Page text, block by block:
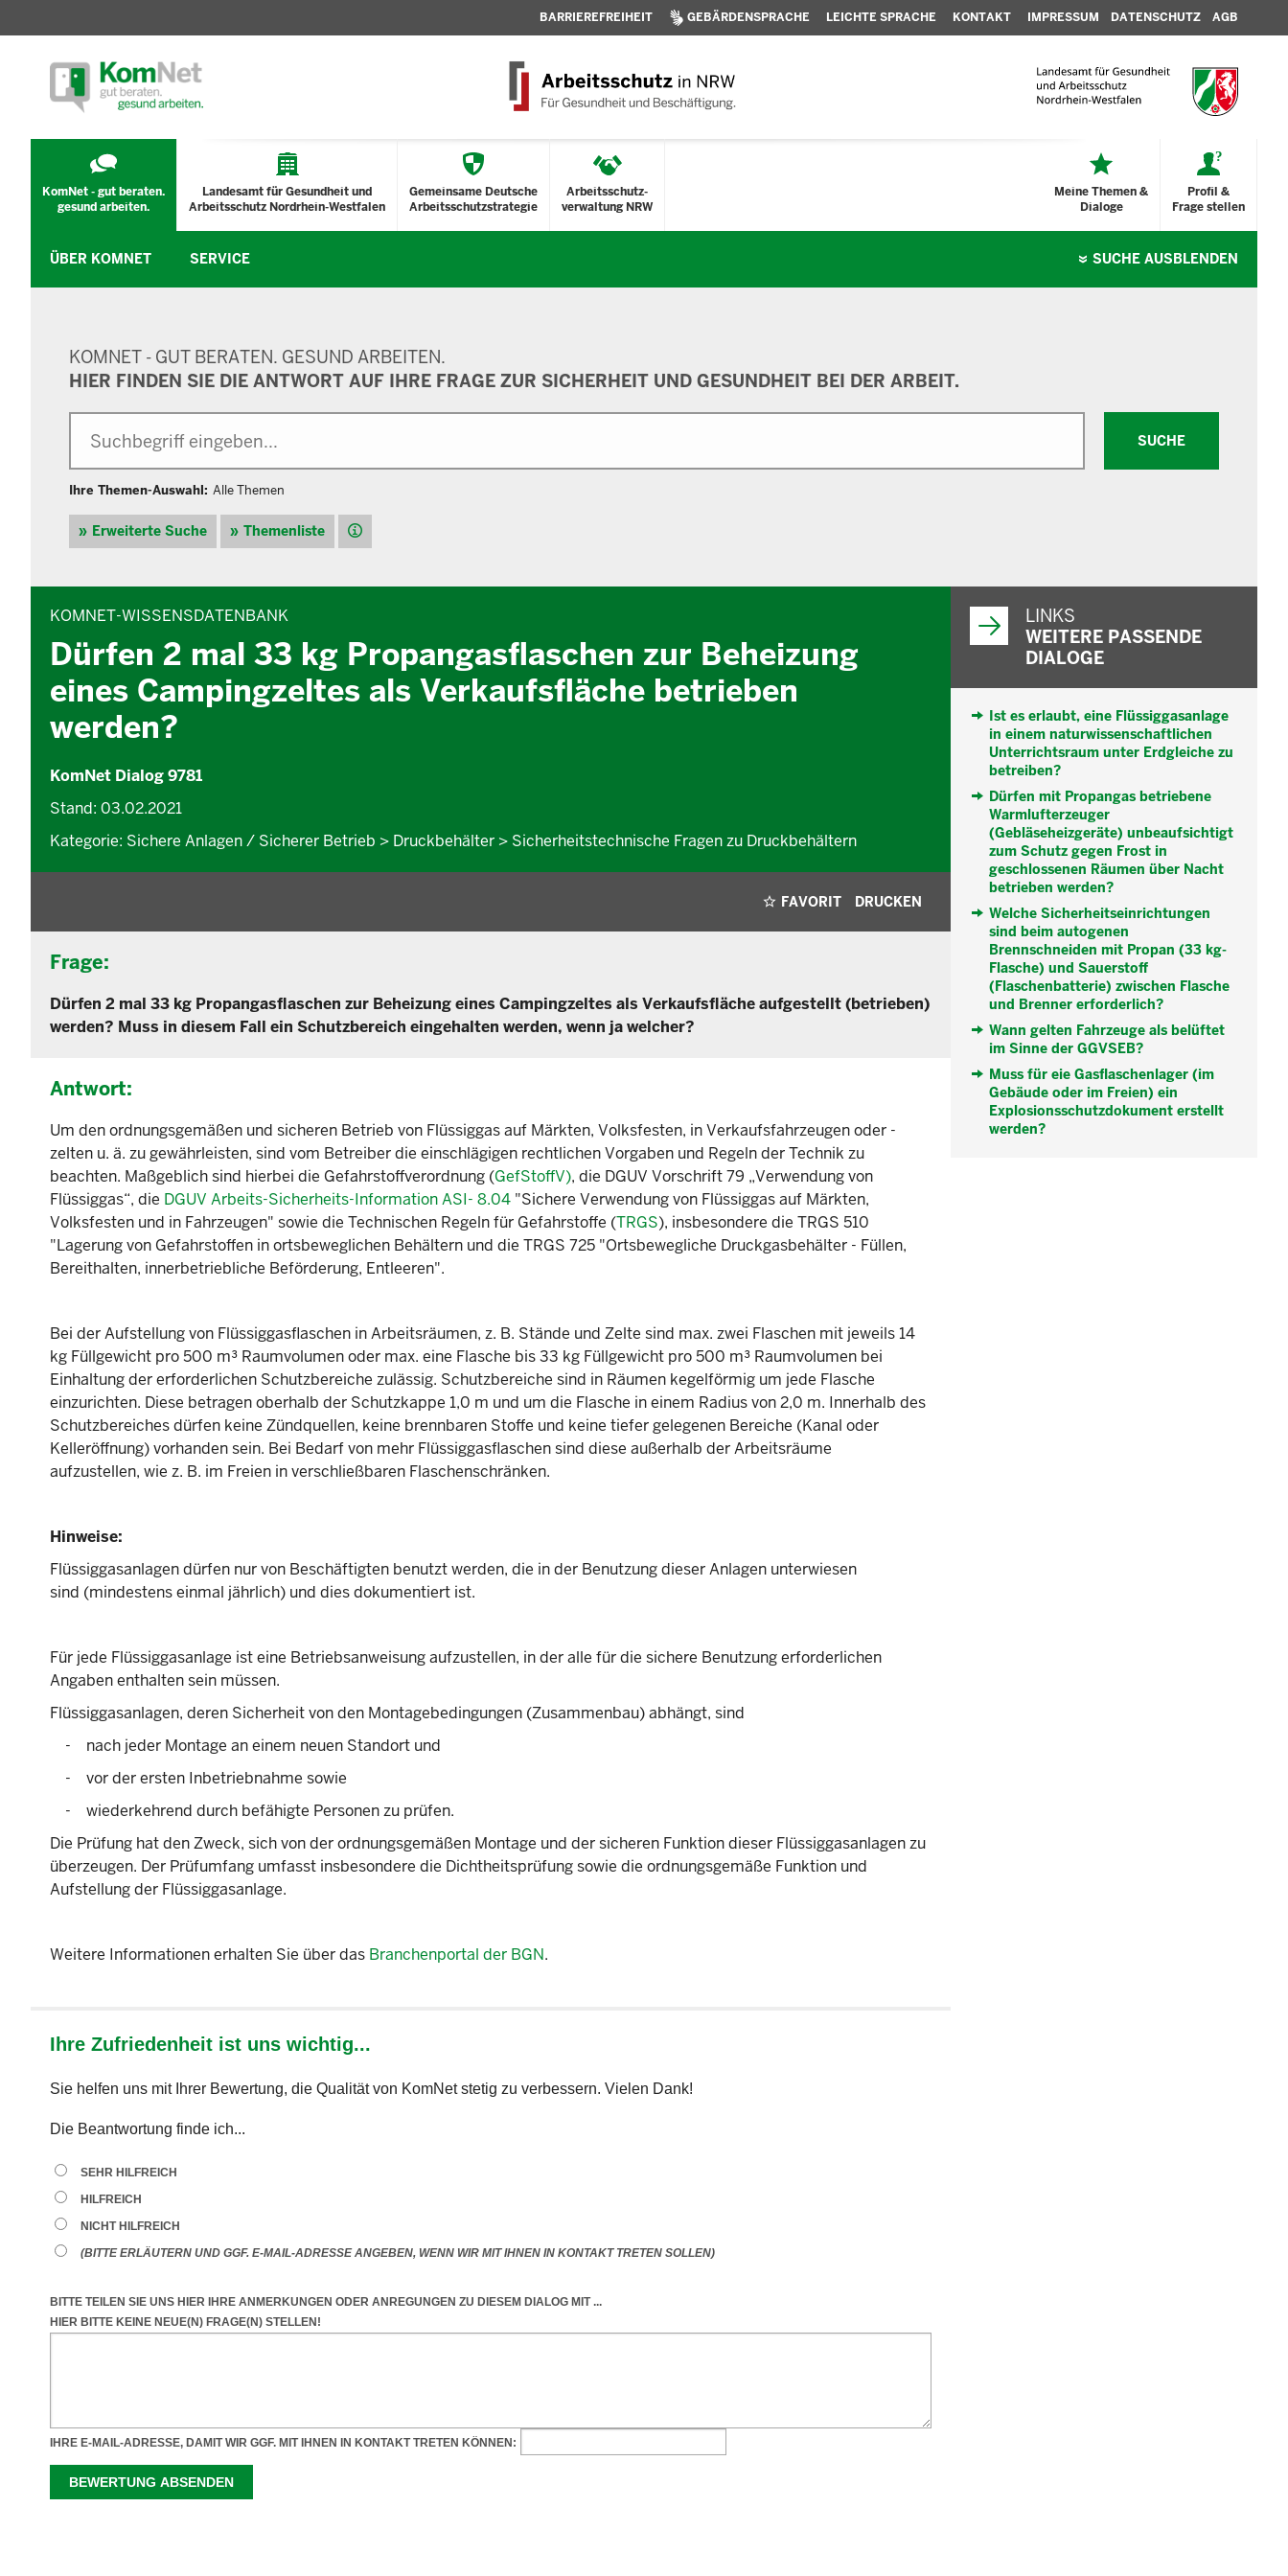
BARRIEREFREIHEIT GEBÄRDENSPRACHE LEICHTE SPRACHE KONTAKT IMPRESSUM DATENSCHUTZ AGB
KomNet - gut beraten.
gesund arbeiten.
Landesamt für Gesundheit und
Arbeitsschutz Nordrhein-Westfalen
Gemeinsame Deutsche
Arbeitsschutzstrategie
Arbeitsschutz-
verwaltung NRW
Profil &
Frage stellen
Meine Themen &
Dialoge
ÜBER KOMNET SERVICE SUCHE AUSBLENDEN
KOMNET - GUT BERATEN. GESUND ARBEITEN.
HIER FINDEN SIE DIE ANTWORT AUF IHRE FRAGE ZUR SICHERHEIT UND GESUNDHEIT BEI DER ARBEIT.
SUCHE
Ihre Themen-Auswahl: Alle Themen
Erweiterte Suche Themenliste Hilfe
KOMNET-WISSENSDATENBANK
Dürfen 2 mal 33 kg Propangasflaschen zur Beheizung
eines Campingzeltes als Verkaufsfläche betrieben
werden?
KomNet Dialog 9781
Stand: 03.02.2021
Kategorie: Sichere Anlagen / Sicherer Betrieb > Druckbehälter > Sicherheitstechnische Fragen zu Druckbehältern
FAVORIT DRUCKEN
Frage:
Dürfen 2 mal 33 kg Propangasflaschen zur Beheizung eines Campingzeltes als Verkaufsfläche aufgestellt (betrieben)
werden? Muss in diesem Fall ein Schutzbereich eingehalten werden, wenn ja welcher?
Antwort:
Um den ordnungsgemäßen und sicheren Betrieb von Flüssiggas auf Märkten, Volksfesten, in Verkaufsfahrzeugen oder -
zelten u. ä. zu gewährleisten, sind vom Betreiber die einschlägigen rechtlichen Vorgaben und Regeln der Technik zu
beachten. Maßgeblich sind hierbei die Gefahrstoffverordnung (GefStoffV), die DGUV Vorschrift 79 „Verwendung von
Flüssiggas“, die DGUV Arbeits-Sicherheits-Information ASI- 8.04 "Sichere Verwendung von Flüssiggas auf Märkten,
Volksfesten und in Fahrzeugen" sowie die Technischen Regeln für Gefahrstoffe (TRGS), insbesondere die TRGS 510
"Lagerung von Gefahrstoffen in ortsbeweglichen Behältern und die TRGS 725 "Ortsbewegliche Druckgasbehälter - Füllen,
Bereithalten, innerbetriebliche Beförderung, Entleeren".
Bei der Aufstellung von Flüssiggasflaschen in Arbeitsräumen, z. B. Stände und Zelte sind max. zwei Flaschen mit jeweils 14
kg Füllgewicht pro 500 m³ Raumvolumen oder max. eine Flasche bis 33 kg Füllgewicht pro 500 m³ Raumvolumen bei
Einhaltung der erforderlichen Schutzbereiche zulässig. Schutzbereiche sind in Räumen kegelförmig um jede Flasche
einzurichten. Diese betragen oberhalb der Schutzkappe 1,0 m und um die Flasche in einem Radius von 2,0 m. Innerhalb des
Schutzbereiches dürfen keine Zündquellen, keine brennbaren Stoffe und keine tiefer gelegenen Bereiche (Kanal oder
Kelleröffnung) vorhanden sein. Bei Bedarf von mehr Flüssiggasflaschen sind diese außerhalb der Arbeitsräume
aufzustellen, wie z. B. im Freien in verschließbaren Flaschenschränken.
Hinweise:
Flüssiggasanlagen dürfen nur von Beschäftigten benutzt werden, die in der Benutzung dieser Anlagen unterwiesen
sind (mindestens einmal jährlich) und dies dokumentiert ist.
Für jede Flüssiggasanlage ist eine Betriebsanweisung aufzustellen, in der alle für die sichere Benutzung erforderlichen
Angaben enthalten sein müssen.
Flüssiggasanlagen, deren Sicherheit von den Montagebedingungen (Zusammenbau) abhängt, sind
- nach jeder Montage an einem neuen Standort und
- vor der ersten Inbetriebnahme sowie
- wiederkehrend durch befähigte Personen zu prüfen.
Die Prüfung hat den Zweck, sich von der ordnungsgemäßen Montage und der sicheren Funktion dieser Flüssiggasanlagen zu
überzeugen. Der Prüfumfang umfasst insbesondere die Dichtheitsprüfung sowie die ordnungsgemäße Funktion und
Aufstellung der Flüssiggasanlage.
Weitere Informationen erhalten Sie über das Branchenportal der BGN.
LINKS
WEITERE PASSENDE
DIALOGE
Ist es erlaubt, eine Flüssiggasanlage
in einem naturwissenschaftlichen
Unterrichtsraum unter Erdgleiche zu
betreiben?
Dürfen mit Propangas betriebene
Warmlufterzeuger
(Gebläseheizgeräte) unbeaufsichtigt
zum Schutz gegen Frost in
geschlossenen Räumen über Nacht
betrieben werden?
Welche Sicherheitseinrichtungen
sind beim autogenen
Brennschneiden mit Propan (33 kg-
Flasche) und Sauerstoff
(Flaschenbatterie) zwischen Flasche
und Brenner erforderlich?
Wann gelten Fahrzeuge als belüftet
im Sinne der GGVSEB?
Muss für eie Gasflaschenlager (im
Gebäude oder im Freien) ein
Explosionsschutzdokument erstellt
werden?